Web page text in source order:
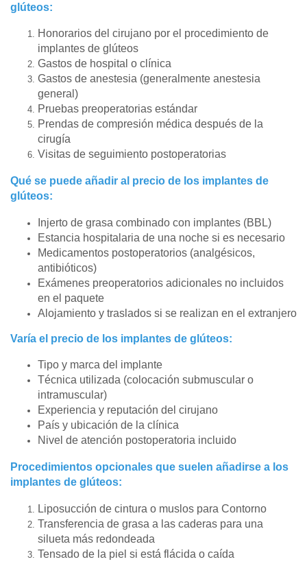
glúteos:
Honorarios del cirujano por el procedimiento de
implantes de glúteos
Gastos de hospital o clínica
Gastos de anestesia (generalmente anestesia
general)
Pruebas preoperatorias estándar
Prendas de compresión médica después de la
cirugía
Visitas de seguimiento postoperatorias
Qué se puede añadir al precio de los implantes de
glúteos:
Injerto de grasa combinado con implantes (BBL)
Estancia hospitalaria de una noche si es necesario
Medicamentos postoperatorios (analgésicos,
antibióticos)
Exámenes preoperatorios adicionales no incluidos
en el paquete
Alojamiento y traslados si se realizan en el extranjero
Varía el precio de los implantes de glúteos:
Tipo y marca del implante
Técnica utilizada (colocación submuscular o
intramuscular)
Experiencia y reputación del cirujano
País y ubicación de la clínica
Nivel de atención postoperatoria incluido
Procedimientos opcionales que suelen añadirse a los
implantes de glúteos:
Liposucción de cintura o muslos para Contorno
Transferencia de grasa a las caderas para una
silueta más redondeada
Tensado de la piel si está flácida o caída